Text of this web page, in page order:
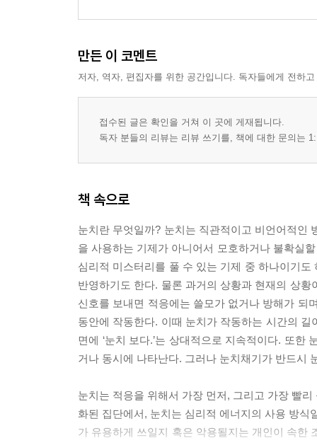
15. 어느 편인지 알려고 보는 눈치
도대체 왜 이러는 걸까요 | 인간은 악하다고 믿는
17. 남을 이용하려고 보는 눈치
존중 부족·공감 부족 | 나만 즐거우면 되는 반사회
개인의 부적응적 눈치, 그리고 사회 | 눈치를 많이
3부 잘못된 눈치에서 풀려나는 7가지 방법
19. 잘못된 눈치, 그 해결의 실마리
너무나 맥락적인 눈치 | 눈치 조절하기, 분명 방법
20. 마음을 열고 현재와 마주하기
사회적 불안이 극심해서 불안 자체가 문제가 될
21. 비교를 멈추고 휴식하기
비교가 사람을 지치게 하는 이유 | 비교를 멈추고
증상과 우울한 스토리텔링은 위험하다
의존심 때문에 마음의 성장판이 닫힌 사람들 | 내
생각은 생각일 뿐이다 | 나의 토대는 바로 나
23. 피하지 말고 감정에 머무르기
만든 이 코멘트
저자, 역자, 편집자를 위한 공간입니다. 독자들에게 전하
접수된 글은 확인을 거쳐 이 곳에 게재됩니다.
독자 분들의 리뷰는 리뷰 쓰기를, 책에 대한 문의는
책 속으로
눈치란 무엇일까? 눈치는 직관적이고 비언어적인
을 사용하는 기제가 아니어서 모호하거나 불확실
심리적 미스터리를 풀 수 있는 기제 중 하나이기
반영하기도 한다. 물론 과거의 상황과 현재의 상
신호를 보내면 적응에는 쓸모가 없거나 방해가 되
동안에 작동한다. 이때 눈치가 작동하는 시간의 길
면에 ‘눈치 보다.’는 상대적으로 지속적이다. 또
거나 동시에 나타난다. 그러나 눈치채기가 반드시
눈치는 적응을 위해서 가장 먼저, 그리고 가장 빨
화된 집단에서, 눈치는 심리적 에너지의 사용 방
가 유용하게 쓰일지 혹은 악용될지는 개인이 속한